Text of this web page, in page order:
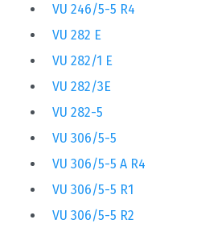
VU 246/5-5 R4
VU 282 E
VU 282/1 E
VU 282/3E
VU 282-5
VU 306/5-5
VU 306/5-5 A R4
VU 306/5-5 R1
VU 306/5-5 R2